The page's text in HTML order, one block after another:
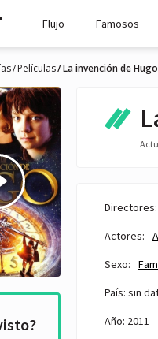
Flujo Famosos
Películas La invención de Hugo
Directores:
Actores:
Sexo:
País: sin
Año: 2011